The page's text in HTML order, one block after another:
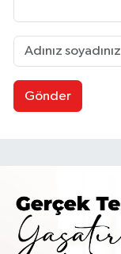
Gönder